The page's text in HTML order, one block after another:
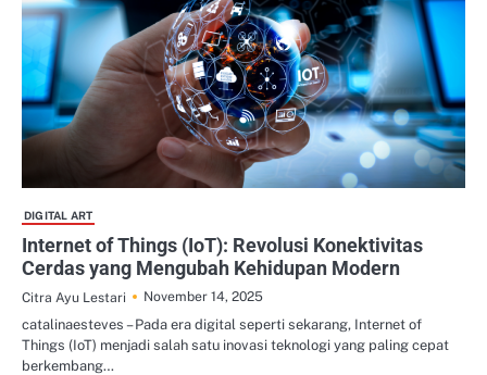
DIGITAL ART
Internet of Things (IoT): Revolusi Konektivitas
Cerdas yang Mengubah Kehidupan Modern
Citra Ayu Lestari
November 14, 2025
catalinaesteves – Pada era digital seperti sekarang, Internet of
Things (IoT) menjadi salah satu inovasi teknologi yang paling cepat
berkembang…